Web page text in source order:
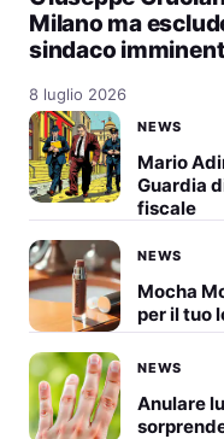
Milano ma
sindaco
8 luglio 2026
NEWS
Mario
Guardia
fiscale
NEWS
Mocha
per il tuo
NEWS
Anulare